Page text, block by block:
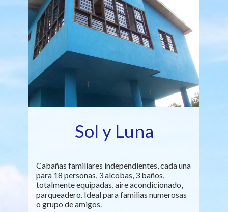
Sol y Luna
Cabañas familiares independientes, cada una
para 18 personas, 3 alcobas, 3 baños,
totalmente equipadas, aire acondicionado,
parqueadero. Ideal para familias numerosas
o grupo de amigos.